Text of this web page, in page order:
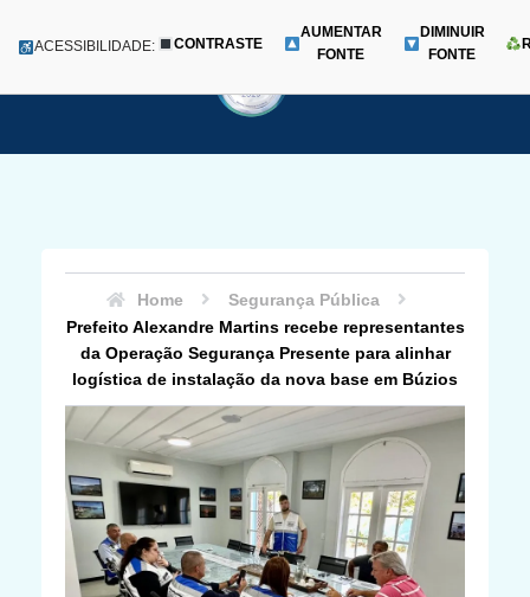
para
Menu
ACESSIBILIDADE: CONTRASTE
AUMENTAR
FONTE
DIMINUIR
FONTE
Home
Segurança Pública
Prefeito Alexandre Martins recebe representantes
da Operação Segurança Presente para alinhar
logística de instalação da nova base em Búzios